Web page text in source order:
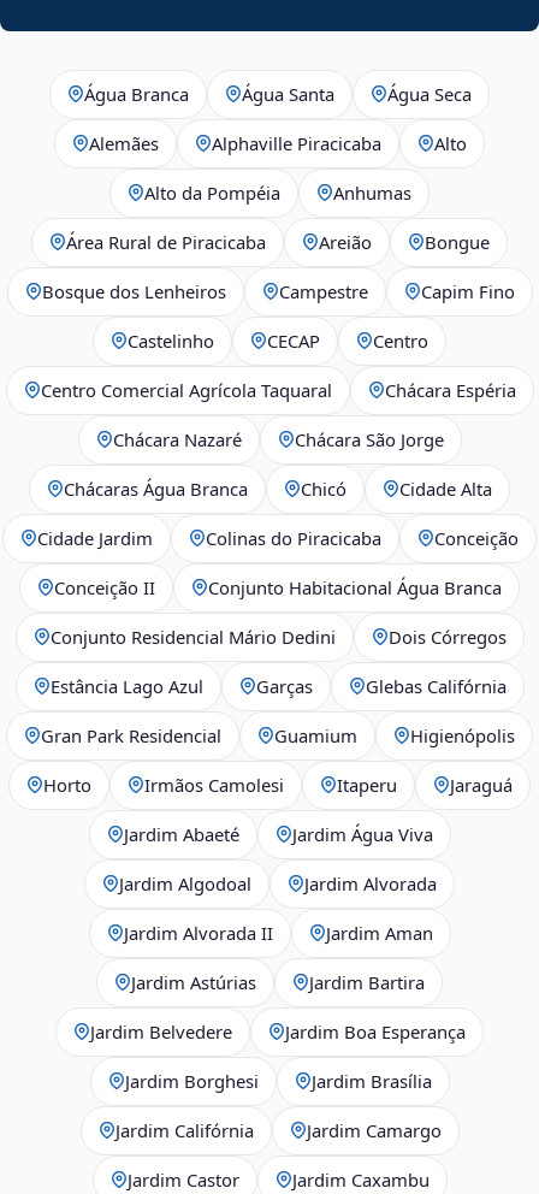
Água Branca Água Santa Água Seca
Alemães Alphaville Piracicaba Alto
Alto da Pompéia Anhumas
Área Rural de Piracicaba Areião Bongue
Bosque dos Lenheiros Campestre Capim Fino
Castelinho CECAP Centro
Centro Comercial Agrícola Taquaral Chácara Espéria
Chácara Nazaré Chácara São Jorge
Chácaras Água Branca Chicó Cidade Alta
Cidade Jardim Colinas do Piracicaba Conceição
Conceição II Conjunto Habitacional Água Branca
Conjunto Residencial Mário Dedini Dois Córregos
Estância Lago Azul Garças Glebas Califórnia
Gran Park Residencial Guamium Higienópolis
Horto Irmãos Camolesi Itaperu Jaraguá
Jardim Abaeté Jardim Água Viva
Jardim Algodoal Jardim Alvorada
Jardim Alvorada II Jardim Aman
Jardim Astúrias Jardim Bartira
Jardim Belvedere Jardim Boa Esperança
Jardim Borghesi Jardim Brasília
Jardim Califórnia Jardim Camargo
Jardim Castor Jardim Caxambu